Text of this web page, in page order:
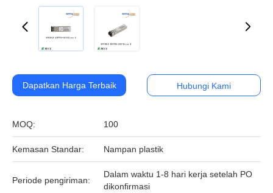
MOQ: 100
Kemasan Standar: Nampan plastik
Periode pengiriman:
Dalam waktu 1-8 hari kerja setelah PO
dikonfirmasi
Dapatkan Harga Terbaik Hubungi Kami